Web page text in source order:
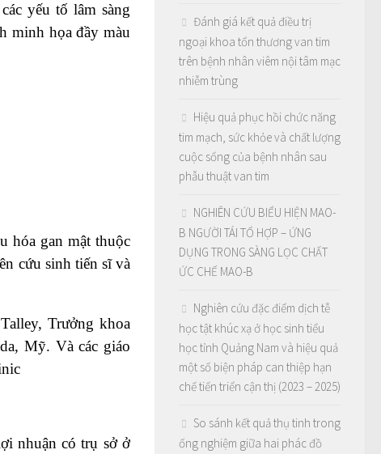
yếu tố lâm sàng
minh họa đầy màu
hóa gan mật thuộc
cứu sinh tiến sĩ và
Trưởng khoa
Mỹ. Và các giáo
nhuận có trụ sở ở
Đánh giá kết quả điều trị
ngoại khoa tổn thương van tim
trên bệnh nhân viêm nội tâm mạc
nhiễm trùng
Hiệu quả phục hồi chức năng
tim mạch, sức khỏe và chất lượng
cuộc sống của bệnh nhân sau
phẫu thuật van tim
NGHIÊN CỨU BIỂU HIỆN MAO-
B NGƯỜI TÁI TỔ HỢP – ỨNG
DỤNG TRONG SÀNG LỌC CHẤT
ỨC CHẾ MAO-B
Nghiên cứu đặc điểm dịch tễ
học tật khúc xạ ở học sinh tiểu
học tỉnh Quảng Nam và hiệu quả
một số biện pháp can thiệp hạn
chế tiến triển cận thị (2023 – 2025)
So sánh kết quả thụ tinh trong
ống nghiệm giữa hai phác đồ